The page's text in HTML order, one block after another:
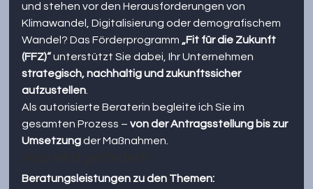
und stehen vor den Herausforderungen von
Klimawandel, Digitalisierung oder demografischem
Wandel? Das Förderprogramm „Fit für die Zukunft
(FFZ)“ unterstützt Sie dabei, Ihr Unternehmen
strategisch, nachhaltig und zukunftssicher
aufzustellen.
Als autorisierte Beraterin begleite ich Sie im
gesamten Prozess – von der Antragsstellung bis zur
Umsetzung der Maßnahmen.
Beratungsleistungen zu den Themen: